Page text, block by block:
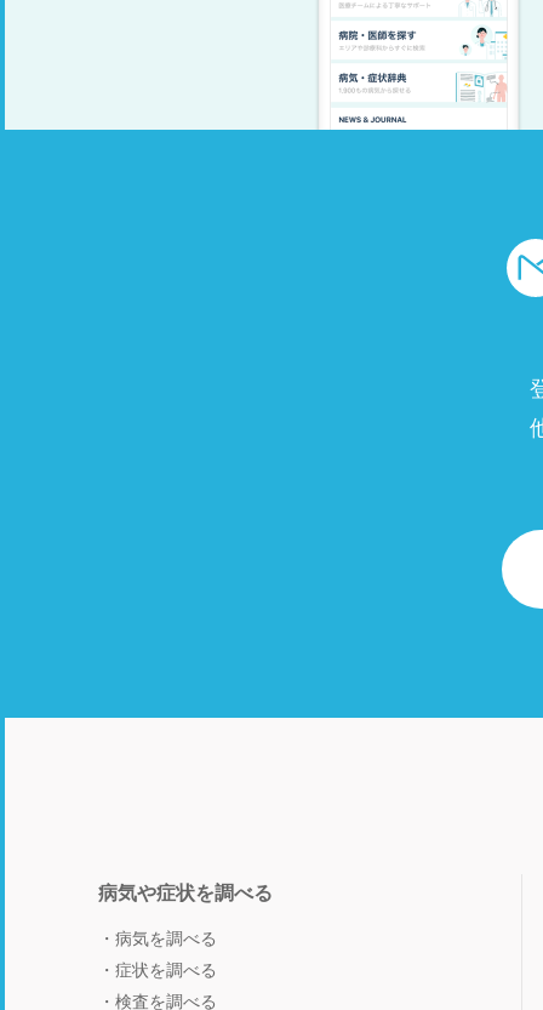
病気や症状を調べる
病気を調べる
症状を調べる
検査を調べる